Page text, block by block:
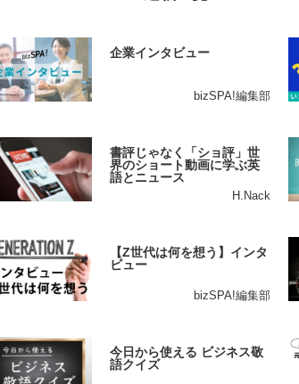
企業インタビュー
bizSPA!編集部
書評じゃなく「ショ評」世
界のショート動画に学ぶ英
語とニュース
H.Nack
【Z世代は何を想う】インタ
ビュー
bizSPA!編集部
今日から使える ビジネス敬
語クイズ